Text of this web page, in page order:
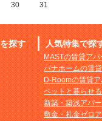
30
31
探す 人気特集で探
MASTの賃貸ア
パナホームの賃
D-Roomの賃貸
ペットと暮らせ
新築・築浅アパ
敷金・礼金ゼロ